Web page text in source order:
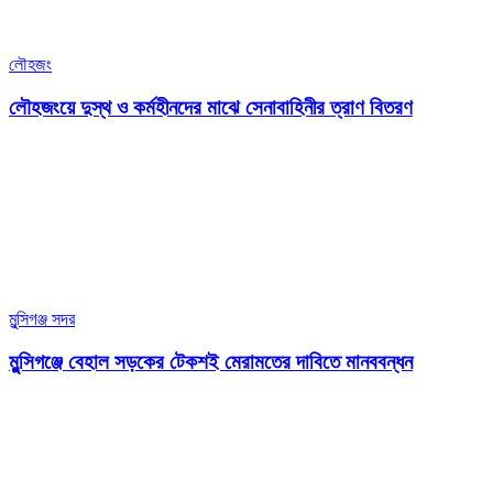
লৌহজং
লৌহজংয়ে দুস্থ ও কর্মহীনদের মাঝে সেনাবাহিনীর ত্রাণ বিতরণ
মুন্সিগঞ্জ সদর
মুন্সিগঞ্জে বেহাল সড়কের টেকশই মেরামতের দাবিতে মানববন্ধন